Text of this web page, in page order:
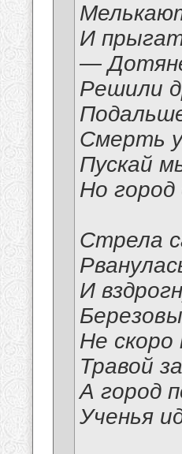
И
—
Решили
Смерть
Пускай
Но город
Стрела
И
Не скоро
Травой
А город
Ученья